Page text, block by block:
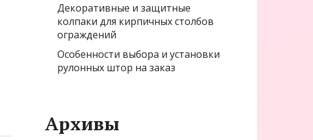
Декоративные и защитные
колпаки для кирпичных столбов
ограждений
Особенности выбора и установки
рулонных штор на заказ
Архивы